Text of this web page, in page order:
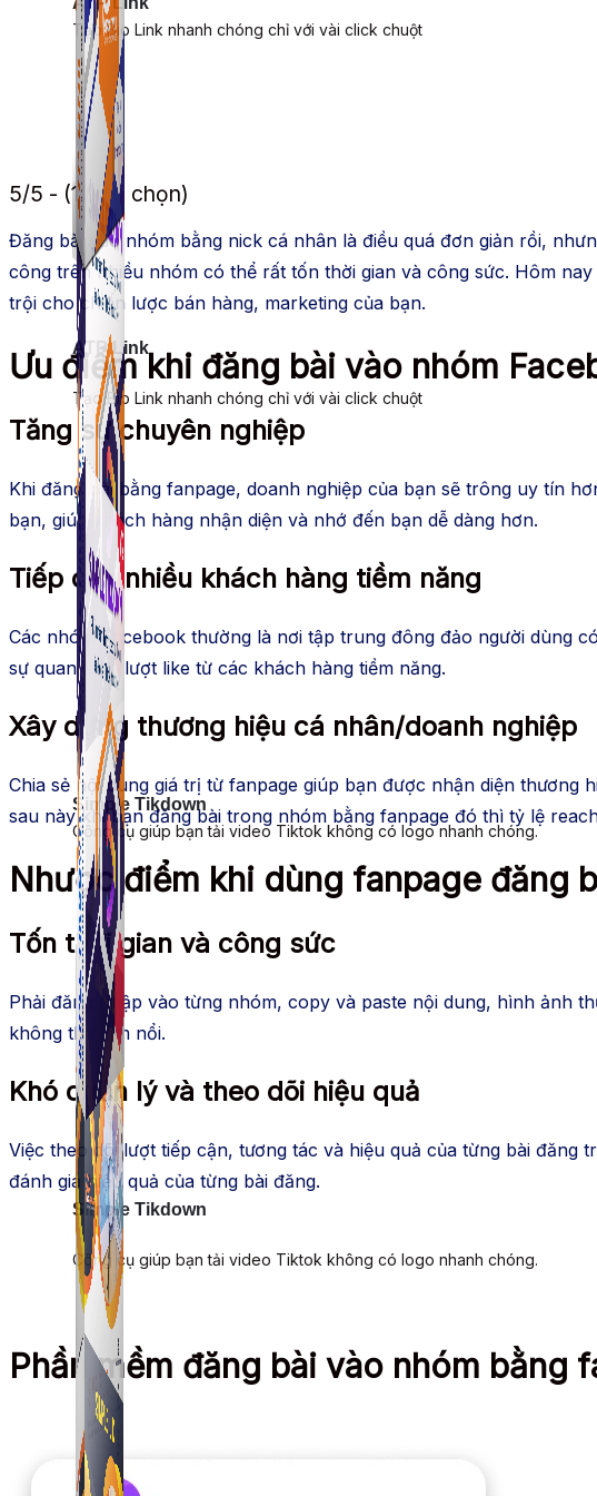
Tạo Bio Link nhanh chóng chỉ với vài click chuột
Simple Tikdown
Công cụ giúp bạn tải video Tiktok không có logo nhanh chóng.
ATP Link
Tạo Bio Link nhanh chóng chỉ với vài click chuột
Simple Tikdown
Công cụ giúp bạn tải video Tiktok không có logo nhanh chóng.
5/5 - (1 bình chọn)
Đăng bài vào nhóm bằng nick cá nhân là điều quá đơn giản rồi,
công trên nhiều nhóm có thể rất tốn thời gian và công sức. Hôm
trội cho chiến lược bán hàng, marketing của bạn.
Ưu điểm khi đăng bài vào nhóm
Tăng sự chuyên nghiệp
Khi đăng bài bằng fanpage, doanh nghiệp của bạn sẽ trông uy tín
bạn, giúp khách hàng nhận diện và nhớ đến bạn dễ dàng hơn.
Tiếp cận nhiều khách hàng tiềm năng
Các nhóm Facebook thường là nơi tập trung đông đảo người dùng
sự quan tâm, lượt like từ các khách hàng tiềm năng.
Xây dựng thương hiệu cá nhân/doanh nghiệp
Chia sẻ nội dung giá trị từ fanpage giúp bạn được nhận diện thương
sau này khi bạn đăng bài trong nhóm bằng fanpage đó thì tỷ lệ
Nhược điểm khi dùng fanpage đăng
Tốn thời gian và công sức
Phải đăng nhập vào từng nhóm, copy và paste nội dung, hình ảnh
không thể làm nổi.
Khó quản lý và theo dõi hiệu quả
Việc theo dõi lượt tiếp cận, tương tác và hiệu quả của từng bài
đánh giá hiệu quả của từng bài đăng.
Phần mềm đăng bài vào nhóm bằng